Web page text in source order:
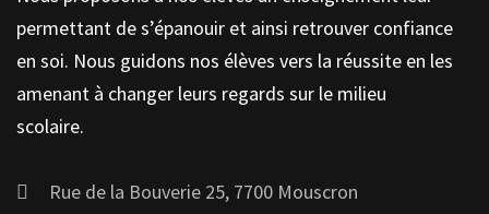
permettant de s’épanouir et ainsi retrouver confiance
en soi. Nous guidons nos élèves vers la réussite en les
amenant à changer leurs regards sur le milieu
scolaire.
Rue de la Bouverie 25, 7700 Mouscron